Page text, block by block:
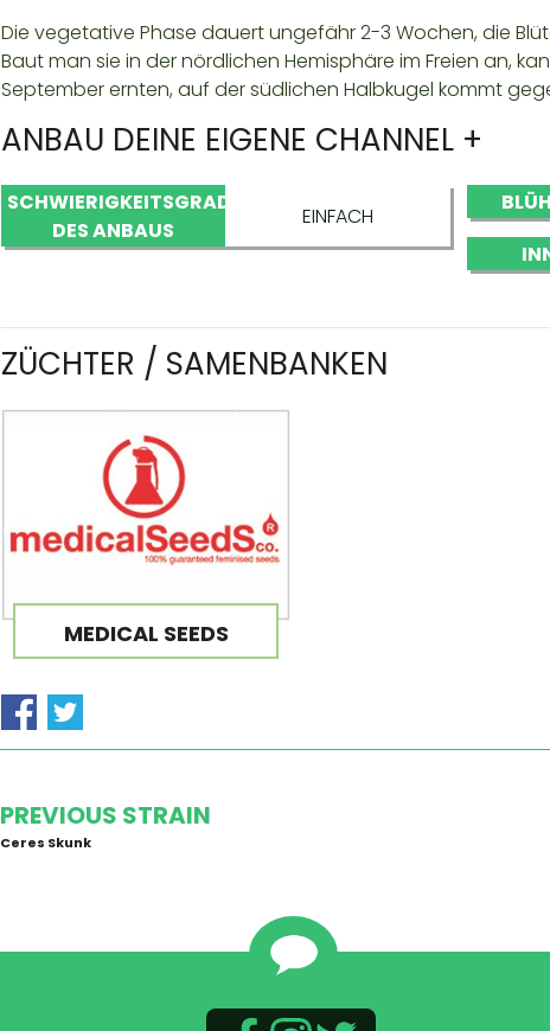
Die vegetative Phase dauert ungefähr 2-3 Wochen, die
Baut man sie in der nördlichen Hemisphäre im Freien an,
September ernten, auf der südlichen Halbkugel kommt
ANBAU DEINE EIGENE CHANNEL +
SCHWIERIGKEITSGRAD
DES ANBAUS
EINFACH
ZÜCHTER / SAMENBANKEN
MEDICAL SEEDS
PREVIOUS STRAIN
Ceres Skunk